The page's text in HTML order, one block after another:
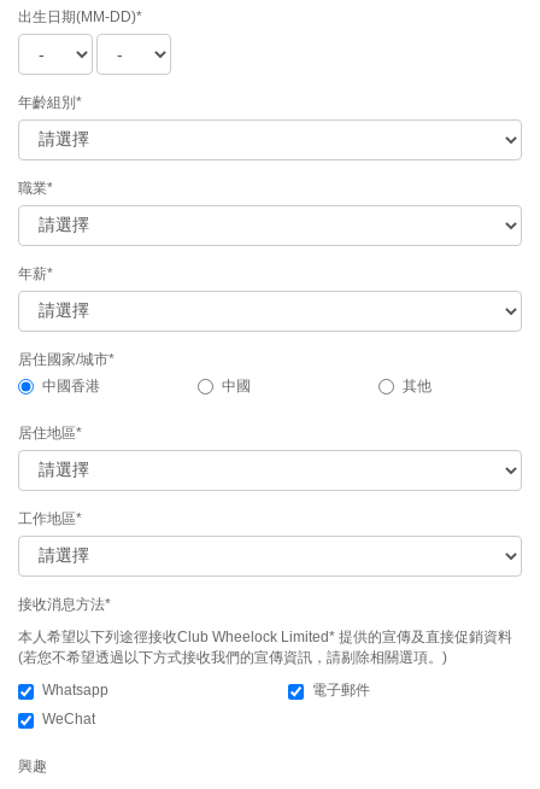
出生日期(MM-DD)*
年齡組別*
職業*
年薪*
居住國家/城市*
中國香港
中國 其他
居住地區*
工作地區*
接收消息方法*
本人希望以下列途徑接收Club Wheelock Limited* 提供的宣傳及直接促銷資料
(若您不希望透過以下方式接收我們的宣傳資訊，請剔除相關選項。)
Whatsapp
電子郵件
WeChat
興趣